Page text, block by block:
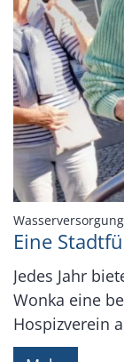
Eine
Jedes Jahr
Wonka eine
Hospizverein